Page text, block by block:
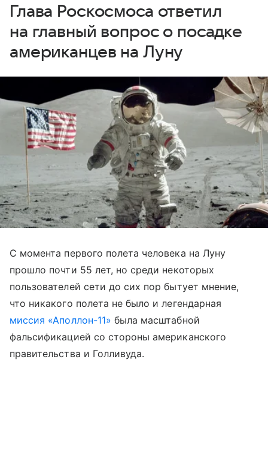
Глава Роскосмоса ответил
на главный вопрос о посадке
американцев на Луну
С момента первого полета человека на Луну
прошло почти 55 лет, но среди некоторых
пользователей сети до сих пор бытует мнение,
что никакого полета не было и легендарная
миссия «Аполлон-11» была масштабной
фальсификацией со стороны американского
правительства и Голливуда.